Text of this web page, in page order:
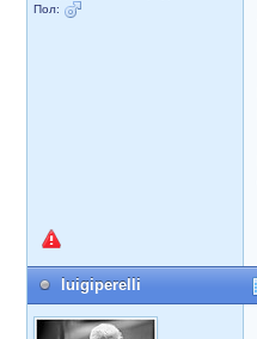
Пол:
luigiperelli